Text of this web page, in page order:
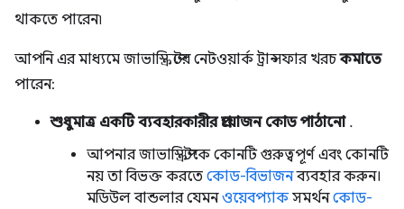
থাকতে পারেন৷
আপনি এর মাধ্যমে জাভাস্ক্রিপ্টের নেটওয়ার্ক ট্রান্সফার খরচকমাতে
পারেন:
শুধুমাত্র একটি ব্যবহারকারীর প্রয়োজন কোড পাঠানো.
আপনার জাভাস্ক্রিপ্টকে কোনটি গুরুত্বপূর্ণ এবং কোনটি
নয় তা বিভক্ত করতে কোড-বিভাজনব্যবহার করুন।
মডিউল বান্ডলার যেমনওয়েবপ্যাকসমর্থনকোড-